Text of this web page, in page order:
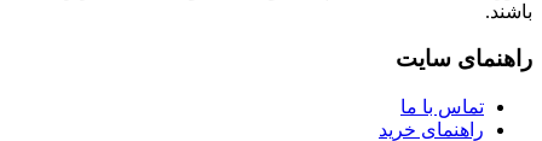
سایت
با ما
خرید